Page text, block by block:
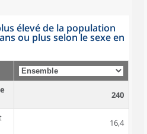
élevé de la population
ou plus selon le sexe en
240
16,4